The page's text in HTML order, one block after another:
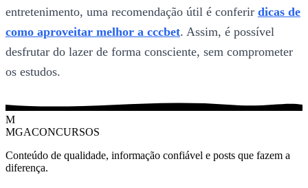
entretenimento, uma recomendação útil é conferir dicas de
como aproveitar melhor a cccbet. Assim, é possível
desfrutar do lazer de forma consciente, sem comprometer
os estudos.
M
MGACONCURSOS
Conteúdo de qualidade, informação confiável e posts que fazem a
diferença.